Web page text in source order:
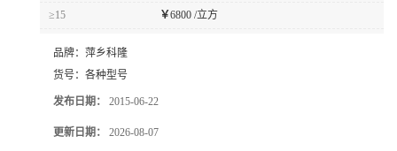
≥15 ￥6800 /立方
品牌： 萍乡科隆
货号： 各种型号
发布日期： 2015-06-22
更新日期： 2026-08-07